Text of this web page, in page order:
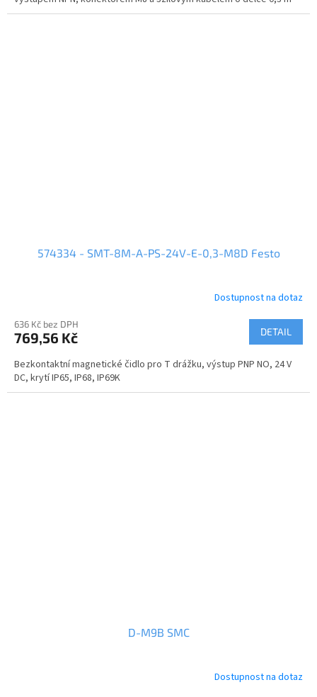
574334 - SMT-8M-A-PS-24V-E-0,3-M8D Festo
Dostupnost na dotaz
636 Kč bez DPH
769,56 Kč DETAIL
Bezkontaktní magnetické čidlo pro T drážku, výstup PNP NO, 24 V
DC, krytí IP65, IP68, IP69K
D-M9B SMC
Dostupnost na dotaz